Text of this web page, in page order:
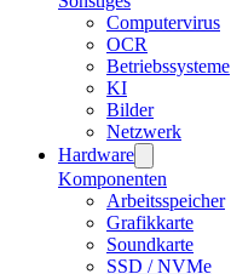
Computervirus
OCR
Betriebssysteme
KI
Bilder
Netzwerk
Hardware
Komponenten
Arbeitsspeicher
Grafikkarte
Soundkarte
SSD / NVMe